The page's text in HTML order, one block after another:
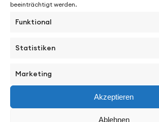
beeinträchtigt werden.
Funktional
Statistiken
Marketing
Akzeptieren
Ablehnen
Facebook Instagram